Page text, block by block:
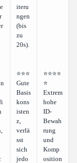
iteru
ngen
(bis
zu
20s).
⭐⭐⭐
Gute
Basis
kons
isten
z,
verlä
sst
sich
jedo
⭐⭐⭐⭐
⭐
Extrem
hohe
ID-
Bewah
rung
und
Komp
osition